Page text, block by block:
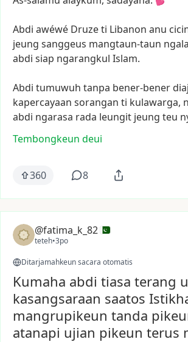
Abdi awéwé Druzeti Libanon anu
jeung sanggeus mangtaun-taun
abdi siap ngarangkul Islam.
Abdi tumuwuh tanpa bener-bener
kapercayaan sorangan ti kulawarga,
abdi ngarasa rada leungit jeung teu
Tembongkeun deui
360 8
@fatima_k_82
teteh•3po
Ditarjamahkeun sacara otomatis
Kumaha abdi tiasa terang
kasangsaraan saatos
mangrupikeun tanda
atanapi ujian pikeun terus